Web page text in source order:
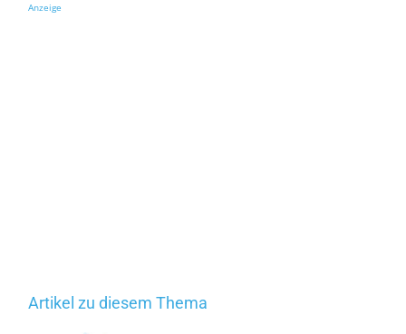
Anzeige
Artikel zu diesem Thema